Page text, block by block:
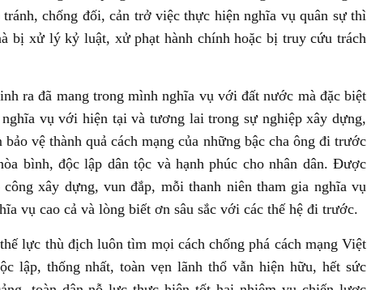
chống đối, cản trở việc thực hiện nghĩa vụ quân sự thì
bị xử lý kỷ luật, xử phạt hành chính hoặc bị truy cứu trách
ra đã mang trong mình nghĩa vụ với đất nước mà đặc biệt
vụ với hiện tại và tương lai trong sự nghiệp xây dựng,
vệ thành quả cách mạng của những bậc cha ông đi trước
bình, độc lập dân tộc và hạnh phúc cho nhân dân. Được
xây dựng, vun đắp, mỗi thanh niên tham gia nghĩa vụ
vụ cao cả và lòng biết ơn sâu sắc với các thế hệ đi trước.
lực thù địch luôn tìm mọi cách chống phá cách mạng Việt
lập, thống nhất, toàn vẹn lãnh thổ vẫn hiện hữu, hết sức